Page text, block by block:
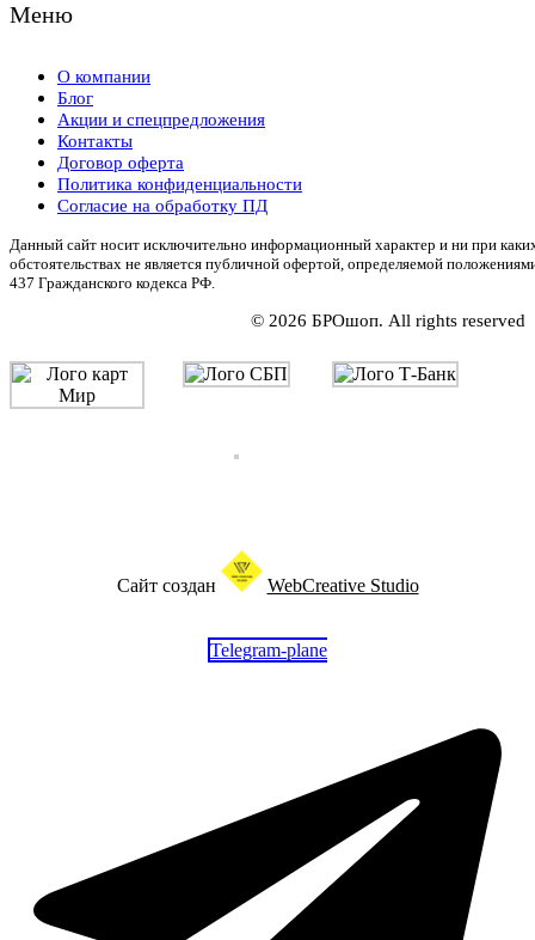
Меню
О компании
Блог
Акции и спецпредложения
Контакты
Договор оферта
Политика конфиденциальности
Согласие на обработку ПД
Данный сайт носит исключительно информационный характер и ни при
обстоятельствах не является публичной офертой, определяемой
437 Гражданского кодекса РФ.
© 2026 БРОшоп. All rights reserved
Сайт создан WebCreative Studio
Telegram-plane